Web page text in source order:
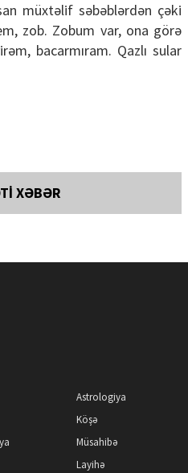
müxtəlif səbəblərdən çəki
zob. Zobum var, ona görə
bacarmıram. Qazlı sular
XƏBƏR
Astrologiya
Köşə
Müsahibə
Layihə